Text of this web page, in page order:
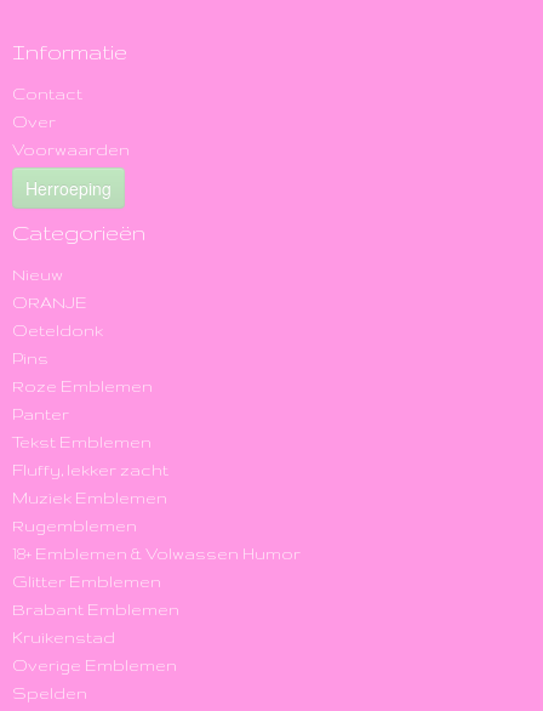
Informatie
Contact
Over
Voorwaarden
Herroeping
Categorieën
Nieuw
ORANJE
Oeteldonk
Pins
Roze Emblemen
Panter
Tekst Emblemen
Fluffy, lekker zacht
Muziek Emblemen
Rugemblemen
18+ Emblemen & Volwassen Humor
Glitter Emblemen
Brabant Emblemen
Kruikenstad
Overige Emblemen
Spelden